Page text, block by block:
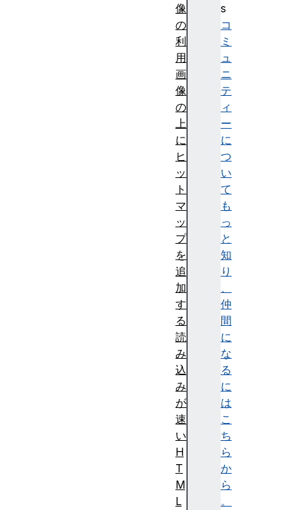
s
コ
ミ
ュ
ニ
テ
ィ
ー
に
つ
い
て
も
っ
と
知
り
、
仲
間
に
な
る
に
は
こ
ち
ら
か
ら
。
像
の
利
用
画
像
の
上
に
ヒ
ッ
ト
マ
ッ
プ
を
追
加
す
る
読
み
込
み
が
速
い
H
T
M
L